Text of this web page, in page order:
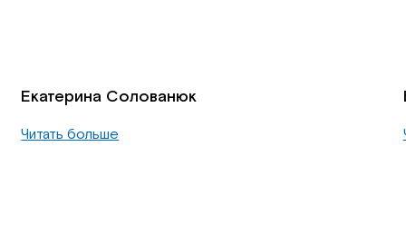
Екатерина Солованюк
Читать больше